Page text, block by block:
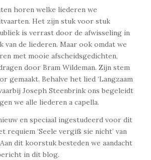
horen welke liederen we
Het zijn stuk voor stuk
is verrast door de afwisseling in
van de liederen. Maar ook omdat we
met mooie afscheidsgedichten,
door Bram Wildeman. Zijn stem
gemaakt. Behalve het lied ‘Langzaam
Joseph Steenbrink ons begeleidt
we alle liederen a capella.
en speciaal ingestudeerd voor dit
requiem ‘Seele vergiß sie nicht’ van
dit koorstuk besteden we aandacht
in dit blog.